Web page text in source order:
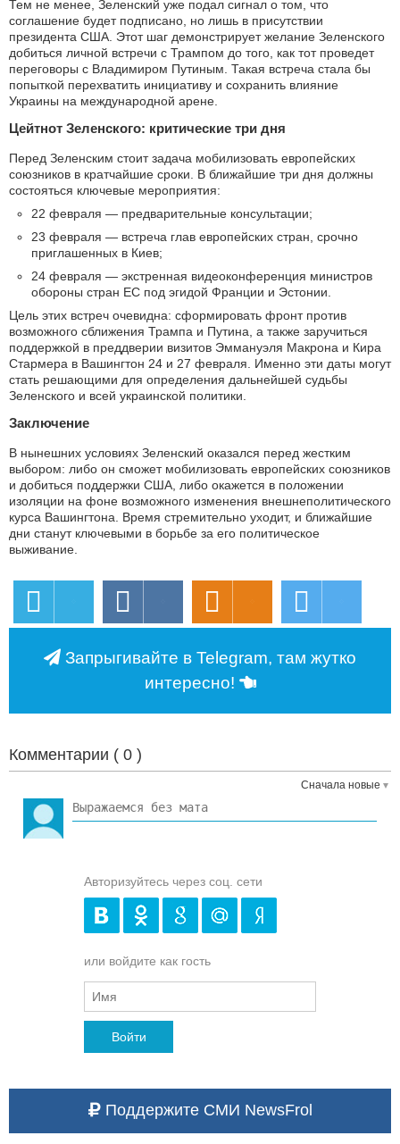
Тем не менее, Зеленский уже подал сигнал о том, что
соглашение будет подписано, но лишь в присутствии
президента США. Этот шаг демонстрирует желание Зеленского
добиться личной встречи с Трампом до того, как тот проведет
переговоры с Владимиром Путиным. Такая встреча стала бы
попыткой перехватить инициативу и сохранить влияние
Украины на международной арене.
Цейтнот Зеленского: критические три дня
Перед Зеленским стоит задача мобилизовать европейских
союзников в кратчайшие сроки. В ближайшие три дня должны
состояться ключевые мероприятия:
22 февраля — предварительные консультации;
23 февраля — встреча глав европейских стран, срочно
приглашенных в Киев;
24 февраля — экстренная видеоконференция министров
обороны стран ЕС под эгидой Франции и Эстонии.
Цель этих встреч очевидна: сформировать фронт против
возможного сближения Трампа и Путина, а также заручиться
поддержкой в преддверии визитов Эммануэля Макрона и Кира
Стармера в Вашингтон 24 и 27 февраля. Именно эти даты могут
стать решающими для определения дальнейшей судьбы
Зеленского и всей украинской политики.
Заключение
В нынешних условиях Зеленский оказался перед жестким
выбором: либо он сможет мобилизовать европейских союзников
и добиться поддержки США, либо окажется в положении
изоляции на фоне возможного изменения внешнеполитического
курса Вашингтона. Время стремительно уходит, и ближайшие
дни станут ключевыми в борьбе за его политическое
выживание.
Запрыгивайте в Telegram, там жутко
интересно!
Комментарии ( 0 )
Сначала новые
Авторизуйтесь через соц. сети
или войдите как гость
Войти
Поддержите СМИ NewsFrol